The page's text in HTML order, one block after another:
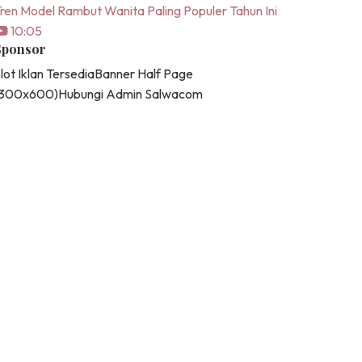
Model Rambut Wanita Paling Populer Tahun Ini
10:05
Iklan TersediaBanner Half Page
Hubungi Admin Salwacom